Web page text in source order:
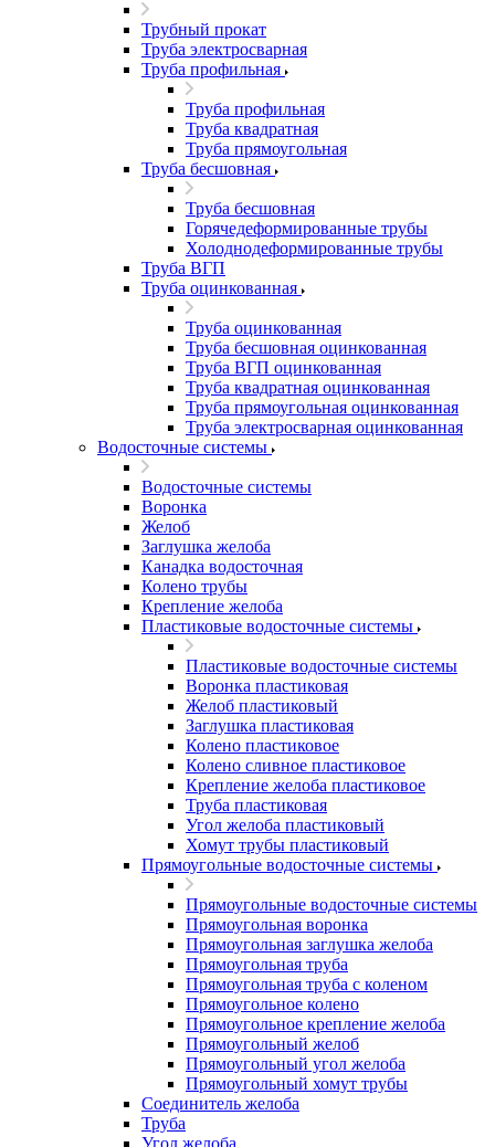
Трубный прокат
Труба электросварная
Труба профильная
Труба профильная
Труба квадратная
Труба прямоугольная
Труба бесшовная
Труба бесшовная
Горячедеформированные трубы
Холоднодеформированные трубы
Труба ВГП
Труба оцинкованная
Труба оцинкованная
Труба бесшовная оцинкованная
Труба ВГП оцинкованная
Труба квадратная оцинкованная
Труба прямоугольная оцинкованная
Труба электросварная оцинкованная
Водосточные системы
Водосточные системы
Воронка
Желоб
Заглушка желоба
Канадка водосточная
Колено трубы
Крепление желоба
Пластиковые водосточные системы
Пластиковые водосточные системы
Воронка пластиковая
Желоб пластиковый
Заглушка пластиковая
Колено пластиковое
Колено сливное пластиковое
Крепление желоба пластиковое
Труба пластиковая
Угол желоба пластиковый
Хомут трубы пластиковый
Прямоугольные водосточные системы
Прямоугольные водосточные системы
Прямоугольная воронка
Прямоугольная заглушка желоба
Прямоугольная труба
Прямоугольная труба c коленом
Прямоугольное колено
Прямоугольное крепление желоба
Прямоугольный желоб
Прямоугольный угол желоба
Прямоугольный хомут трубы
Соединитель желоба
Труба
Угол желоба